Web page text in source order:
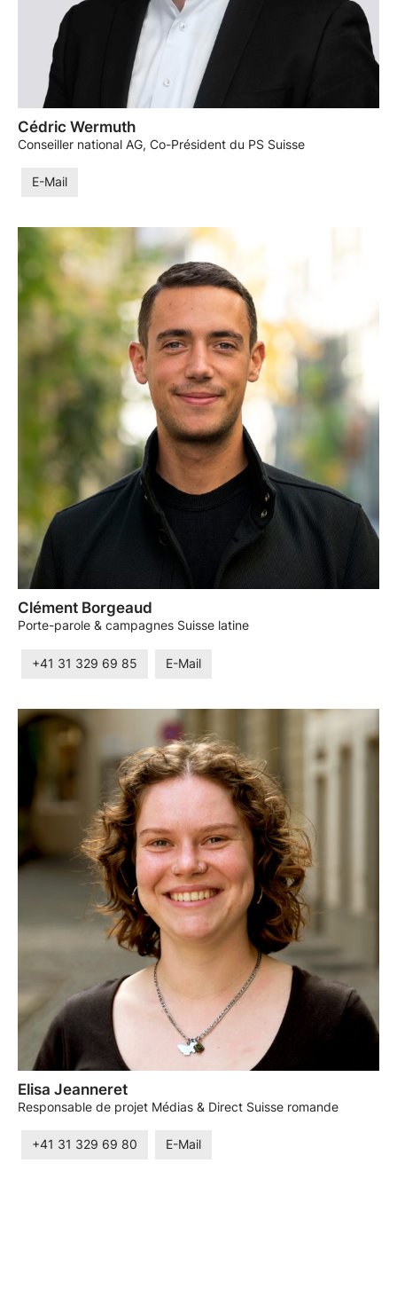
Cédric Wermuth
Conseiller national AG, Co-Président du PS Suisse
E-Mail
Clément Borgeaud
Porte-parole & campagnes Suisse latine
+41 31 329 69 85 E-Mail
Elisa Jeanneret
Responsable de projet Médias & Direct Suisse romande
+41 31 329 69 80 E-Mail